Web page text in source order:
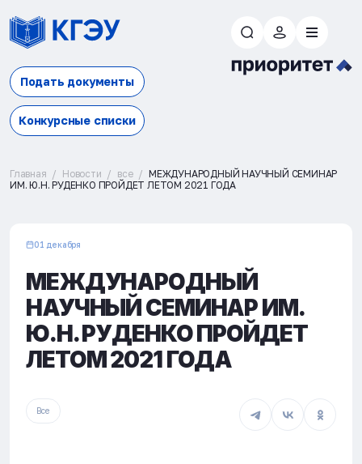
Подать документы
Конкурсные списки
Главная Новости все
МЕЖДУНАРОДНЫЙ НАУЧНЫЙ СЕМИНАР
ИМ. Ю.Н. РУДЕНКО ПРОЙДЕТ ЛЕТОМ 2021 ГОДА
01 декабря
МЕЖДУНАРОДНЫЙ
НАУЧНЫЙ СЕМИНАР ИМ.
Ю.Н. РУДЕНКО ПРОЙДЕТ
ЛЕТОМ 2021 ГОДА
Все